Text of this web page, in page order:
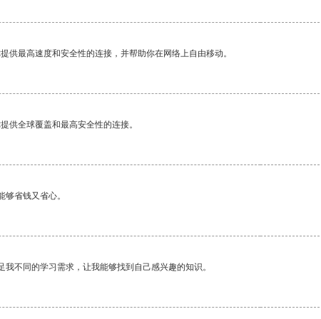
供最高速度和安全性的连接，并帮助你在网络上自由移动。
供全球覆盖和最高安全性的连接。
省钱又省心。
不同的学习需求，让我能够找到自己感兴趣的知识。